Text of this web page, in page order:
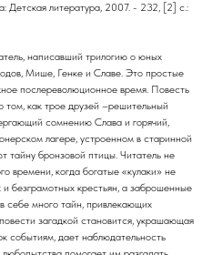
Детская литература, 2007. - 232, [2] с.:
написавший трилогию о юных
Мише, Генке и Славе. Это простые
послереволюционное время. Повесть
том, как трое друзей –решительный
сомнению Слава и горячий,
лагере, устроенном в старинной
тайну бронзовой птицы. Читатель не
времени, когда богатые «кулаки» не
безграмотных крестьян, а заброшенные
себе много тайн, привлекающих
загадкой становится, украшающая
событиям, дает наблюдательность